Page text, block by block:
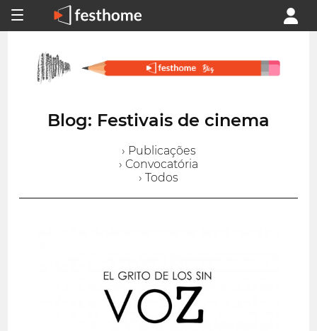
Blog: Festivais de cinema
› Publicações
› Convocatória
› Todos